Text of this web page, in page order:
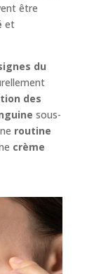
être
et
du
des
sous-
routine
crème